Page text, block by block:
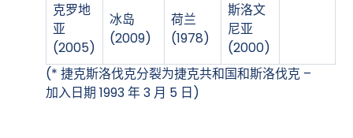
克罗地
亚
(2005)
冰岛
(2009)
荷兰
(1978)
斯洛文
尼亚
(2000)
(* 捷克斯洛伐克分裂为捷克共和国和斯洛伐克 –
加入日期 1993 年 3 月 5 日)